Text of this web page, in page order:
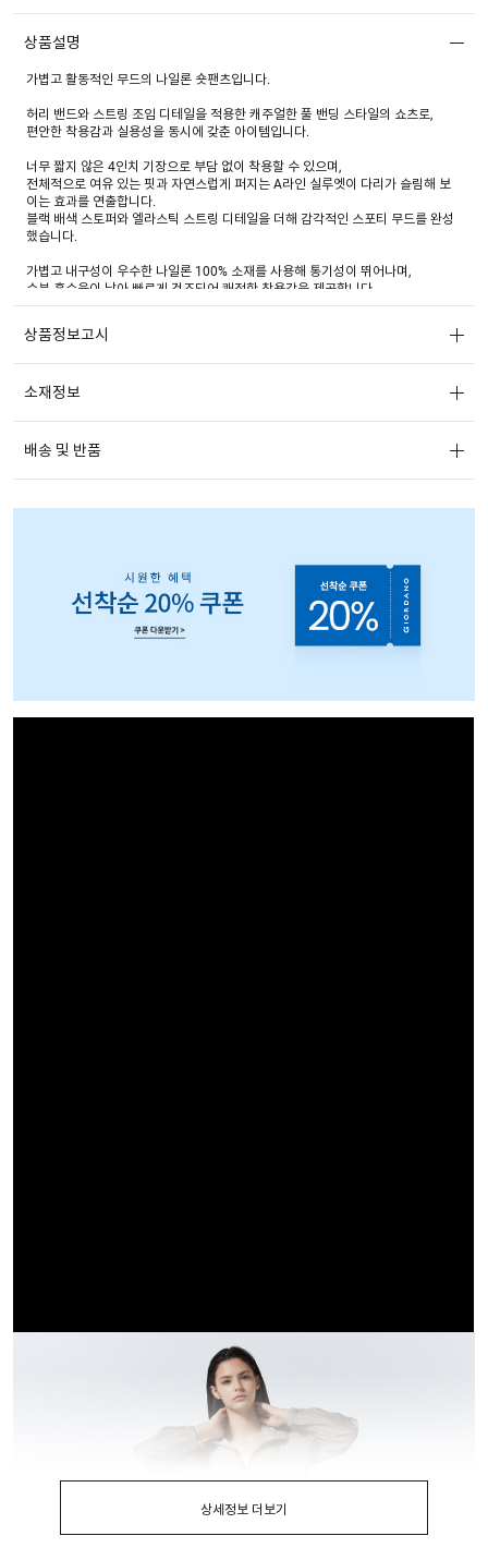
상품설명
가볍고 활동적인 무드의 나일론 숏팬츠입니다.
허리 밴드와 스트링 조임 디테일을 적용한 캐주얼한 풀 밴딩 스타일의 쇼츠로,
편안한 착용감과 실용성을 동시에 갖춘 아이템입니다.
너무 짧지 않은 4인치 기장으로 부담 없이 착용할 수 있으며,
전체적으로 여유 있는 핏과 자연스럽게 퍼지는 A라인 실루엣이 다리가 슬림해 보
이는 효과를 연출합니다.
블랙 배색 스토퍼와 엘라스틱 스트링 디테일을 더해 감각적인 스포티 무드를 완성
했습니다.
가볍고 내구성이 우수한 나일론 100% 소재를 사용해 통기성이 뛰어나며,
수분 흡수율이 낮아 빠르게 건조되어 쾌적한 착용감을 제공합니다.
또한 코튼 터치 후가공을 더해 스포티하면서도 캐주얼한 텍스처를 구현했습니다.
동일 소재의 나일론 후드 집업 자켓(05-37-6508)과 세트 구성으로 셋업 연출이 가
티셔츠는 물론, 슬리브리스 톱, 아노락 등 다양한 상의와 매치해
상품정보고시
소재정보
배송 및 반품
상세정보 더보기